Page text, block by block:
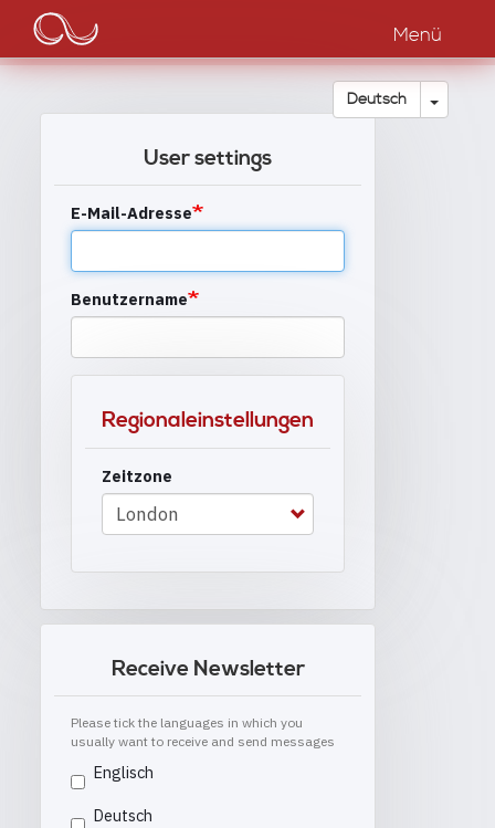
Direkt
Inhalt
Main
navigation
Menü
Deutsch
User settings
E-Mail-Adresse
Benutzername
Regionaleinstellungen
Zeitzone
Receive Newsletter
Please tick the languages in which you
usually want to receive and send messages
Englisch
Deutsch